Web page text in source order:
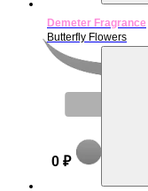
Demeter Fragrance
Butterfly Flowers
0 ₽